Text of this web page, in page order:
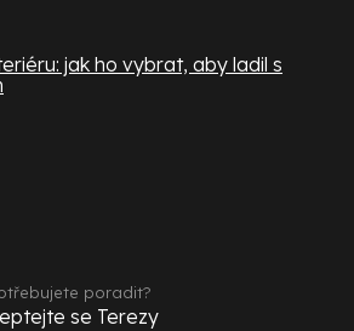
jak ho vybrat, aby ladil s
poradit?
se Terezy